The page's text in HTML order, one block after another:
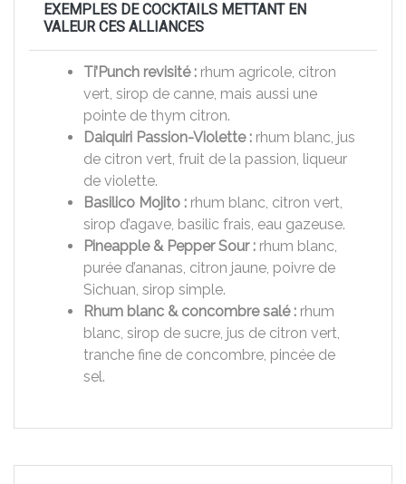
EXEMPLES DE COCKTAILS METTANT EN
VALEUR CES ALLIANCES
Ti’Punch revisité : rhum agricole, citron
vert, sirop de canne, mais aussi une
pointe de thym citron.
Daiquiri Passion-Violette : rhum blanc, jus
de citron vert, fruit de la passion, liqueur
de violette.
Basilico Mojito : rhum blanc, citron vert,
sirop d’agave, basilic frais, eau gazeuse.
Pineapple & Pepper Sour : rhum blanc,
purée d’ananas, citron jaune, poivre de
Sichuan, sirop simple.
Rhum blanc & concombre salé : rhum
blanc, sirop de sucre, jus de citron vert,
tranche fine de concombre, pincée de
sel.